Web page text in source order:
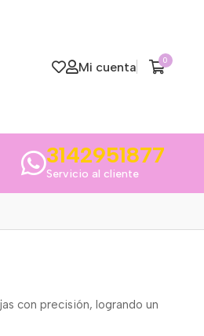
Mi cuenta 0
3142951877
Servicio al cliente
con precisión, logrando un